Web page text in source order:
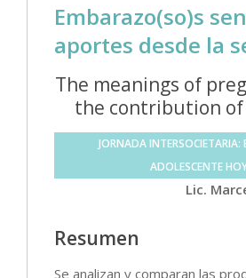
Embarazo(so)s
aportes desde la
The meanings of
the contribution of
JORNADA INTERSOCIETARIA:
ADOLESCENTE
Lic.
Resumen
Se analizan y comparan las